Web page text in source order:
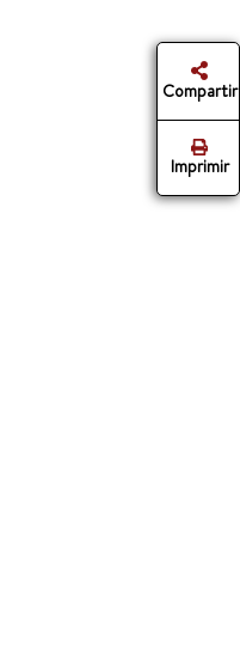
Compartir
Imprimir